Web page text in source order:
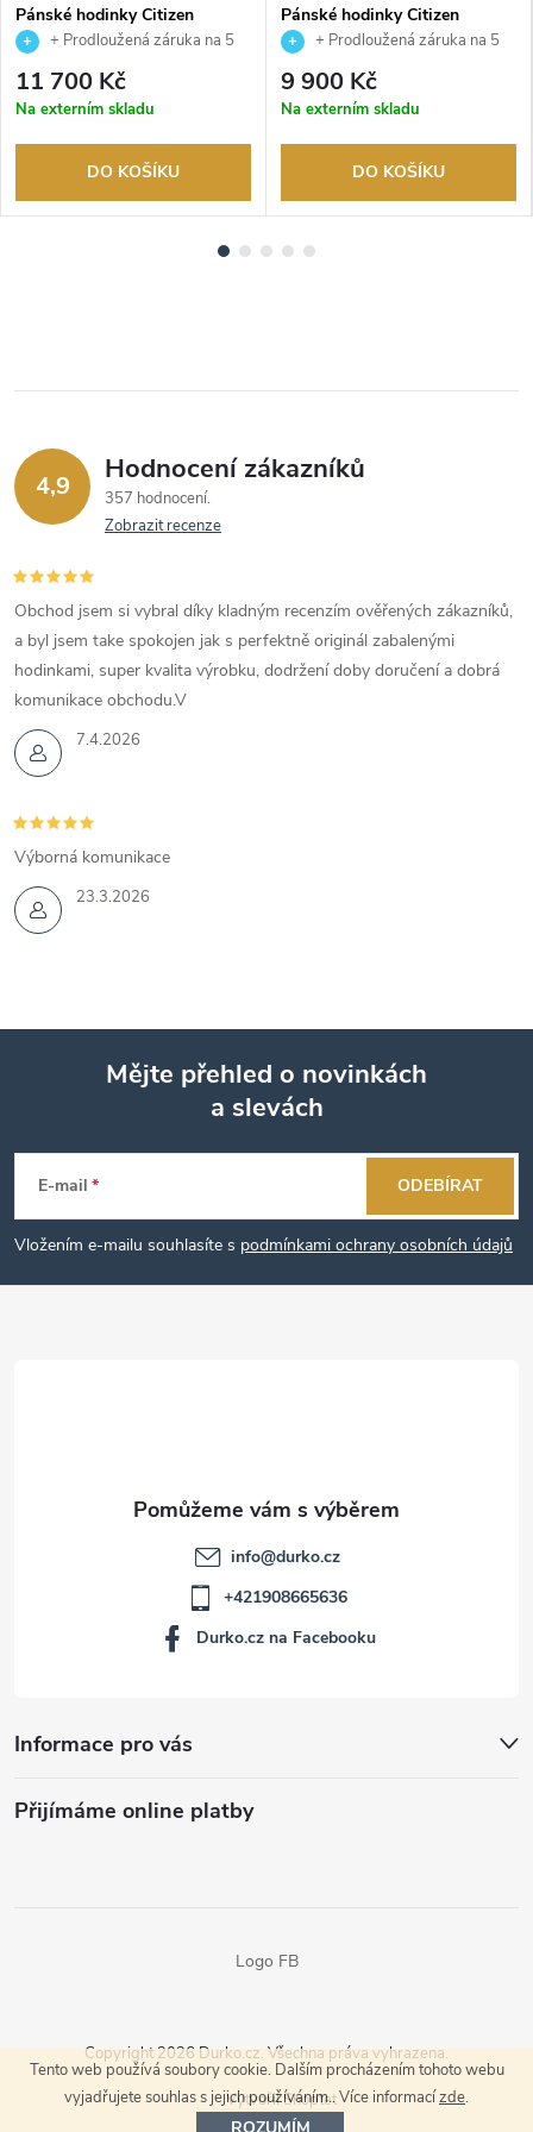
Tento web používá soubory cookie. Dalším procházením tohoto webu
vyjadřujete souhlas s jejich používáním.. Více informacízde.
ROZUMÍM
Pánské hodinky Citizen
CA4610-85A
+ Prodloužená záruka na 5
let. Až 100 dní na vrácení zboží.
Autorizovaný prodejce.
11 700 Kč
Na externím skladu
DO KOŠÍKU
Pánské hodinky Citizen
NK0020-55E
+ Prodloužená záruka na 5
let. Až 100 dní na vrácení zboží.
Autorizovaný prodejce.
9 900 Kč
Na externím skladu
DO KOŠÍKU
4,9 Hodnocení zákazníků
357 hodnocení
Zobrazit recenze
7.4.2026
Obchod jsem si vybral díky kladným recenzím ověřených zákazníků,
a byl jsem take spokojen jak s perfektně originál zabalenými
hodinkami, super kvalita výrobku, dodržení doby doručení a dobrá
komunikace obchodu.V
23.3.2026
Výborná komunikace
p
a
Mějte přehled o novinkách
a slevách
E-mail
Vložením e-mailu souhlasíte s podmínkami ochrany osobních údajů
ODEBÍRAT
Informace pro vás
Přijímáme online platby
info@durko.cz
+421908665636
Durko.cz na Facebooku
Logo FB
Vytvořil Shoptet
Copyright 2026 Durko.cz. Všechna práva vyhrazena.